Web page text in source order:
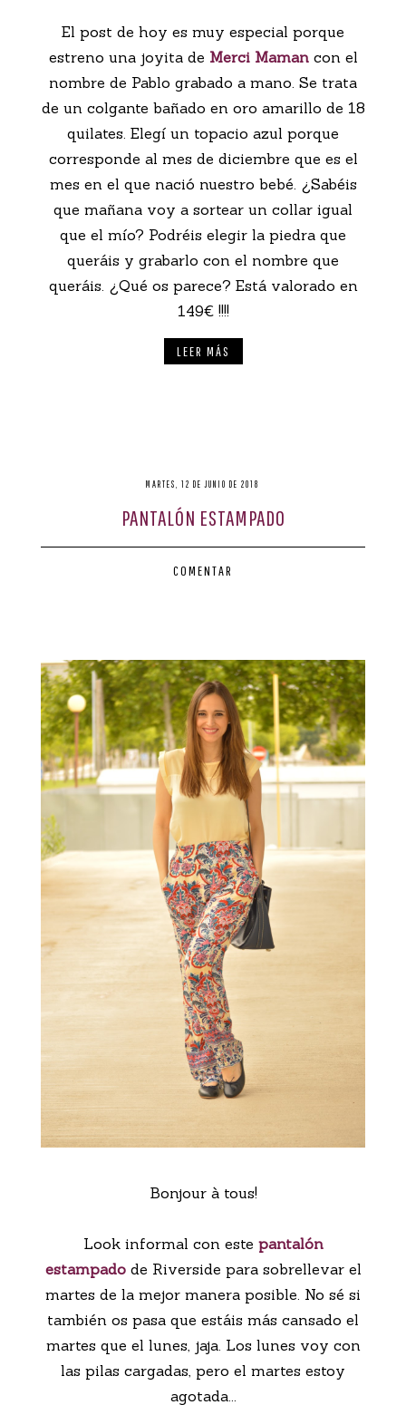
El post de hoy es muy especial porque
estreno una joyita de Merci Mamancon el
nombre de Pablo grabado a mano. Se trata
de un colgante bañado en oro amarillo de 18
quilates. Elegí un topacio azul porque
corresponde al mes de diciembre que es el
mes en el que nació nuestro bebé. ¿Sabéis
que mañana voy a sortear un collar igual
que el mío? Podréis elegir la piedra que
queráis y grabarlo con el nombre que
queráis. ¿Qué os parece? Está valorado en
149€ !!!!
LEER MÁS
MARTES, 12 DE JUNIO DE 2018
PANTALÓN ESTAMPADO
COMENTAR
Bonjour à tous!
Look informal con este pantalón
estampado de Riverside para sobrellevar el
martes de la mejor manera posible. No sé si
también os pasa que estáis más cansado el
martes que el lunes, jaja. Los lunes voy con
las pilas cargadas, pero el martes estoy
agotada...